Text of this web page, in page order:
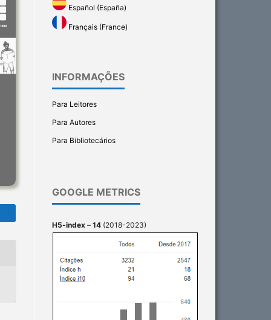
Español (España)
Français (France)
INFORMAÇÕES
Para Leitores
Para Autores
Para Bibliotecários
GOOGLE METRICS
H5-index – 14 (2018-2023)